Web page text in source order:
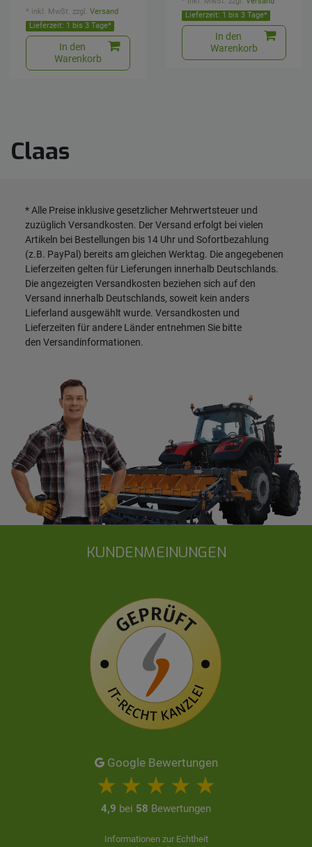
Lieferzeit: 1 bis 3 Tage*
In den
Warenkorb
* inkl. MwSt. zzgl.Versand Lieferzeit: 1 bis 3 Tage*
In den
Warenkorb
Claas
* Alle Preise inklusive gesetzlicher Mehrwertsteuer und
zuzüglich Versandkosten. Der Versand erfolgt bei vielen
Artikeln bei Bestellungen bis 14 Uhr und Sofortbezahlung
(z.B. PayPal) bereits am gleichen Werktag. Die angegebenen
Lieferzeiten gelten für Lieferungen innerhalb Deutschlands.
Die angezeigten Versandkosten beziehen sich auf den
Versand innerhalb Deutschlands, soweit kein anders
Lieferland ausgewählt wurde. Versandkosten und
Lieferzeiten für andere Länder entnehmen Sie bitte
den Versandinformationen.
KUNDENMEINUNGEN
Google Bewertungen
4,9 bei 58 Bewertungen
Informationen zur Echtheit